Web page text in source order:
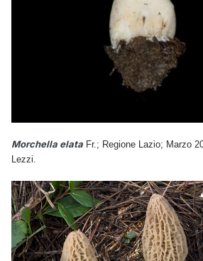
Morchella elata Fr.; Regione Lazio; Marzo
Lezzi.